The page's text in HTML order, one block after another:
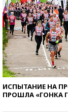
ИСПЫТАНИЕ НА
ПРОШЛА «ГОНКА